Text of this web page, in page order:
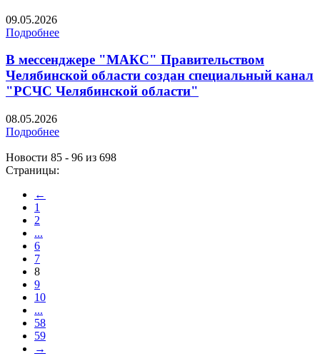
09.05.2026
Подробнее
В мессенджере "МАКС" Правительством
Челябинской области создан специальный канал
"РСЧС Челябинской области"
08.05.2026
Подробнее
Новости 85 - 96 из 698
Страницы:
←
1
2
...
6
7
8
9
10
...
58
59
→